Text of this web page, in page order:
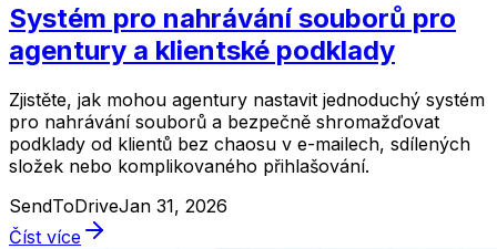
Systém pro nahrávání souborů pro
agentury a klientské podklady
Zjistěte, jak mohou agentury nastavit jednoduchý systém
pro nahrávání souborů a bezpečně shromažďovat
podklady od klientů bez chaosu v e-mailech, sdílených
složek nebo komplikovaného přihlašování.
SendToDriveJan 31, 2026
Číst více